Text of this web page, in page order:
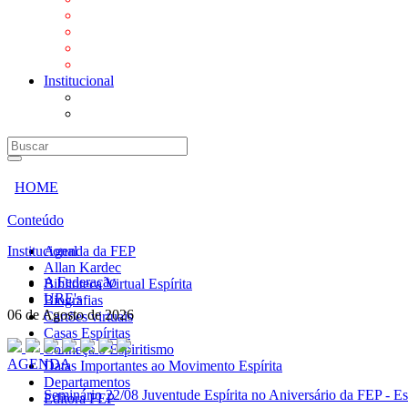
Institucional
HOME
Conteúdo
Agenda da FEP
Allan Kardec
Biblioteca Virtual Espírita
Biografias
Cartões virtuais
Casas Espíritas
Conheça o Espiritismo
Datas Importantes ao Movimento Espírita
Departamentos
Editora FEP
Institucional
A Federação
URE's
06 de Agosto de 2026
AGENDA
Seminário 22/08 Juventude Espírita no Aniversário da FEP -